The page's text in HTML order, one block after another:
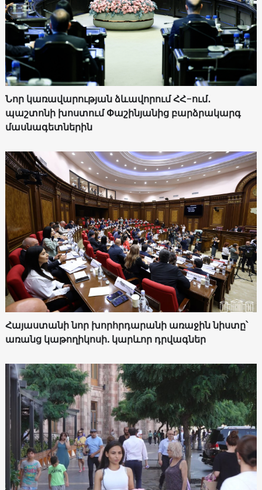
Նոր կառավարության ձևավորում ՀՀ-ում․
պաշտոնի խոստում Փաշինյանից բարձրակարգ
մասնագետներին
Հայաստանի նոր խորհրդարանի առաջին նիստը՝
առանց կաթողիկոսի. կարևոր դրվագներ